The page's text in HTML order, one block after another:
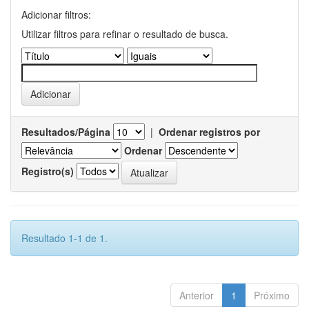
Adicionar filtros:
Utilizar filtros para refinar o resultado de busca.
Resultados/Página | Ordenar registros por
Ordenar
Registro(s)
Resultado 1-1 de 1.
Anterior 1 Próximo